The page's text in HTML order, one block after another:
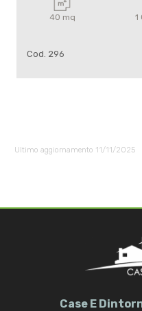
40 mq 1
Cod. 296
Ultimo aggiornamento 11/11/2025
Case E